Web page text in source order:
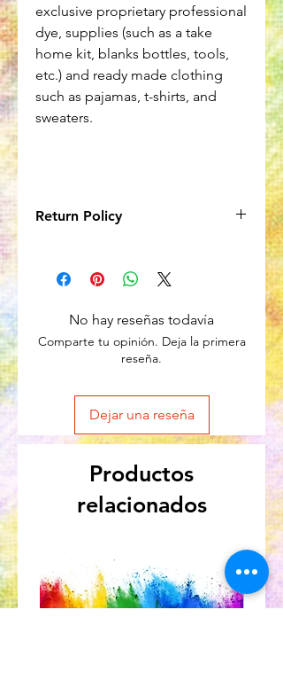
exclusive proprietary professional
dye, supplies (such as a take
home kit, blanks bottles, tools,
etc.) and ready made clothing
such as pajamas, t-shirts, and
sweaters.
Return Policy
returns will be accepted onitems
in subscription boxes. However,
time.No hay reseñas todavía
Comparte tu opinión. Deja la primera
reseña.
Dejar una reseña
Productos
relacionados